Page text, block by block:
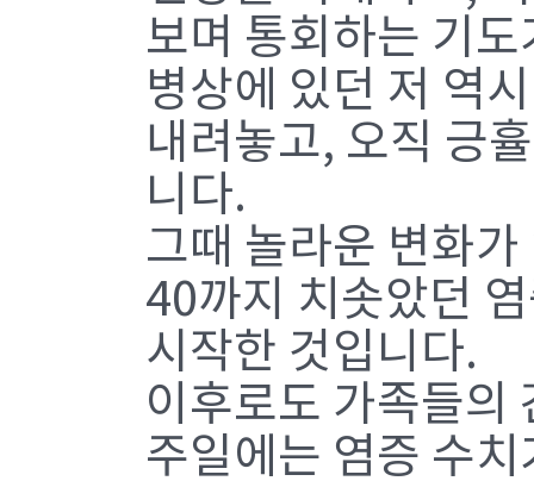
보며 통회하는 기
병상에 있던 저 역
내려놓고, 오직 긍
니다.
그때 놀라운 변화
40까지 치솟았던
시작한 것입니다.
이후로도 가족들의
주일에는 염증 수